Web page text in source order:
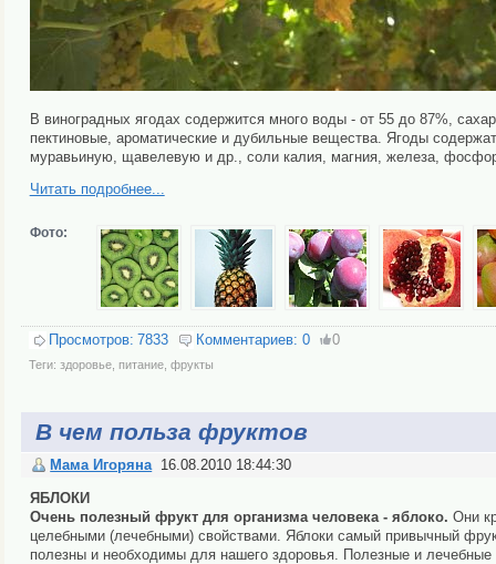
В виноградных ягодах содержится много воды - от 55 до 87%,
пектиновые, ароматические и дубильные вещества. Ягоды
муравьиную, щавелевую и др., соли калия, магния, железа,
Читать подробнее...
Фото:
Просмотров: 7833 Комментариев: 0 0
Теги: здоровье, питание, фрукты
В чем польза фруктов
Мама Игоряна 16.08.2010 18:44:30
ЯБЛОКИ
Очень полезный фрукт для организма человека - яблоко. Они
целебными (лечебными) свойствами. Яблоки самый привычный
полезны и необходимы для нашего здоровья. Полезные и